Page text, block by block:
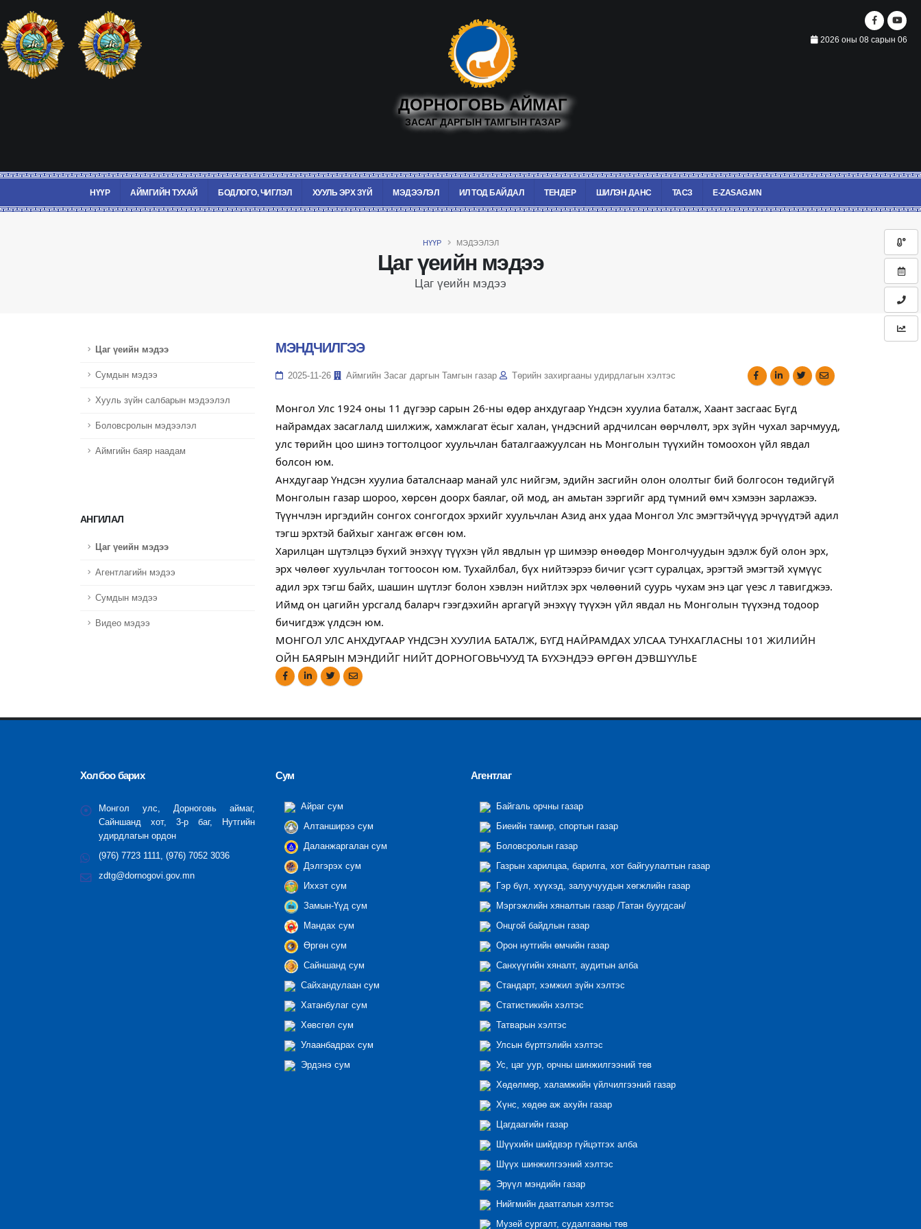
2026 оны 08 сарын 06
ДОРНОГОВЬ АЙМАГ
ЗАСАГ ДАРГЫН ТАМГЫН ГАЗАР
НҮҮР АЙМГИЙН ТУХАЙ БОДЛОГО, ЧИГЛЭЛ ХУУЛЬ ЭРХ ЗҮЙ МЭДЭЭЛЭЛ ИЛ ТОД БАЙДАЛ ТЕНДЕР ШИЛЭН ДАНС ТАСЗ E-ZASAG.MN
Цаг үеийн мэдээ
Цаг үеийн мэдээ
НҮҮР МЭДЭЭЛЭЛ
Цаг үеийн мэдээ
Сумдын мэдээ
Хууль зүйн салбарын мэдээлэл
Боловсролын мэдээлэл
Аймгийн баяр наадам
АНГИЛАЛ
Цаг үеийн мэдээ
Агентлагийн мэдээ
Сумдын мэдээ
Видео мэдээ
МЭНДЧИЛГЭЭ
2025-11-26 Аймгийн Засаг даргын Тамгын газар Төрийн захиргааны удирдлагын хэлтэс
Монгол Улс 1924 оны 11 дүгээр сарын 26-ны өдөр анхдугаар Үндсэн хуулиа баталж, Хаант засгаас Бүгд
найрамдах засаглалд шилжиж, хамжлагат ёсыг халан, үндэсний ардчилсан өөрчлөлт, эрх зүйн чухал зарчмууд,
улс төрийн цоо шинэ тогтолцоог хуульчлан баталгаажуулсан нь Монголын түүхийн томоохон үйл явдал
болсон юм.
Анхдугаар Үндсэн хуулиа баталснаар манай улс нийгэм, эдийн засгийн олон ололтыг бий болгосон төдийгүй
Монголын газар шороо, хөрсөн доорх баялаг, ой мод, ан амьтан зэргийг ард түмний өмч хэмээн зарлажээ.
Түүнчлэн иргэдийн сонгох сонгогдох эрхийг хуульчлан Азид анх удаа Монгол Улс эмэгтэйчүүд эрчүүдтэй адил
тэгш эрхтэй байхыг хангаж өгсөн юм.
Харилцан шүтэлцээ бүхий энэхүү түүхэн үйл явдлын үр шимээр өнөөдөр Монголчуудын эдэлж буй олон эрх,
эрх чөлөөг хуульчлан тогтоосон юм. Тухайлбал, бүх нийтээрээ бичиг үсэгт суралцах, эрэгтэй эмэгтэй хүмүүс
адил эрх тэгш байх, шашин шүтлэг болон хэвлэн нийтлэх эрх чөлөөний суурь чухам энэ цаг үеэс л тавигджээ.
Иймд он цагийн урсгалд баларч гээгдэхийн аргагүй энэхүү түүхэн үйл явдал нь Монголын түүхэнд тодоор
бичигдэж үлдсэн юм.
МОНГОЛ УЛС АНХДУГААР ҮНДСЭН ХУУЛИА БАТАЛЖ, БҮГД НАЙРАМДАХ УЛСАА ТУНХАГЛАСНЫ 101 ЖИЛИЙН
ОЙН БАЯРЫН МЭНДИЙГ НИЙТ ДОРНОГОВЬЧУУД ТА БҮХЭНДЭЭ ӨРГӨН ДЭВШҮҮЛЬЕ
Холбоо барих
Монгол улс, Дорноговь аймаг,
Сайншанд хот, 3-р баг, Нутгийн
удирдлагын ордон
(976) 7723 1111, (976) 7052 3036
zdtg@dornogovi.gov.mn
Сум
Айраг сум
Алтанширээ сум
Даланжаргалан сум
Дэлгэрэх сум
Иххэт сум
Замын-Үүд сум
Мандах сум
Өргөн сум
Сайншанд сум
Сайхандулаан сум
Хатанбулаг сум
Хөвсгөл сум
Улаанбадрах сум
Эрдэнэ сум
Агентлаг
Байгаль орчны газар
Биеийн тамир, спортын газар
Боловсролын газар
Газрын харилцаа, барилга, хот байгуулалтын газар
Гэр бүл, хүүхэд, залуучуудын хөгжлийн газар
Мэргэжлийн хяналтын газар /Татан буугдсан/
Онцгой байдлын газар
Орон нутгийн өмчийн газар
Санхүүгийн хяналт, аудитын алба
Стандарт, хэмжил зүйн хэлтэс
Статистикийн хэлтэс
Татварын хэлтэс
Улсын бүртгэлийн хэлтэс
Ус, цаг уур, орчны шинжилгээний төв
Хөдөлмөр, халамжийн үйлчилгээний газар
Хүнс, хөдөө аж ахуйн газар
Цагдаагийн газар
Шүүхийн шийдвэр гүйцэтгэх алба
Шүүх шинжилгээний хэлтэс
Эрүүл мэндийн газар
Нийгмийн даатгалын хэлтэс
Музей сургалт, судалгааны төв